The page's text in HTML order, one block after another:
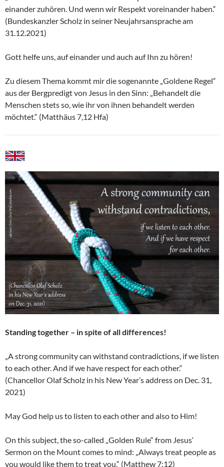
einander zuhören. Und wenn wir Respekt voreinander haben.“
(Bundeskanzler Scholz in seiner Neujahrsansprache am
31.12.2021)
Gott helfe uns, auf einander und auch auf Ihn zu hören!
Zu diesem Thema kommt mir die sogenannte „Goldene Regel“
aus der Bergpredigt von Jesus in den Sinn: „Behandelt die
Menschen stets so, wie ihr von ihnen behandelt werden
möchtet.“ (Matthäus 7,12 Hfa)
Standing together – in spite of all differences!
„A strong community can withstand contradictions, if we listen
to each other. And if we have respect for each other.“
(Chancellor Olaf Scholz in his New Year’s address on Dec. 31,
2021)
May God help us to listen to each other and also to Him!
On this subject, the so-called „Golden Rule“ from Jesus‘
Sermon on the Mount comes to mind: „Always treat people as
you would like them to treat you.“ (Matthew 7:12)